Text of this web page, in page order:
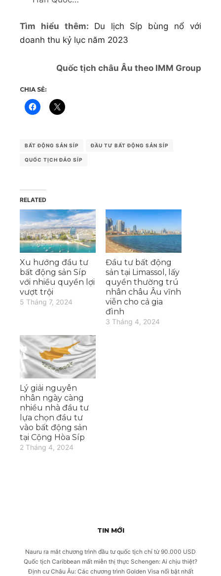
Tìm hiểu thêm: Du lịch Síp bùng nổ với
doanh thu kỷ lục năm 2023
Quốc tịch châu Âu theo IMM Group
CHIA SẺ:
BẤT ĐỘNG SẢN SÍP ĐẦU TƯ BẤT ĐỘNG SẢN SÍP
QUỐC TỊCH ĐẢO SÍP
RELATED
Xu hướng đầu tư
bất động sản Síp
với nhiều quyền lợi
vượt trội
5 Tháng 7, 2024
Đầu tư bất động
sản tại Limassol, lấy
quyền thường trú
nhân châu Âu vĩnh
viễn cho cả gia
đình
3 Tháng 4, 2024
Lý giải nguyên
nhân ngày càng
nhiều nhà đầu tư
lựa chọn đầu tư
vào bất động sản
tại Cộng Hòa Síp
2 Tháng 4, 2024
TIN MỚI
Nauru ra mắt chương trình đầu tư quốc tịch chỉ từ 90.000 USD
Quốc tịch Caribbean mất miễn thị thực Schengen: Ai chịu thiệt?
Định cư Châu Âu: Các chương trình Golden Visa nổi bật nhất